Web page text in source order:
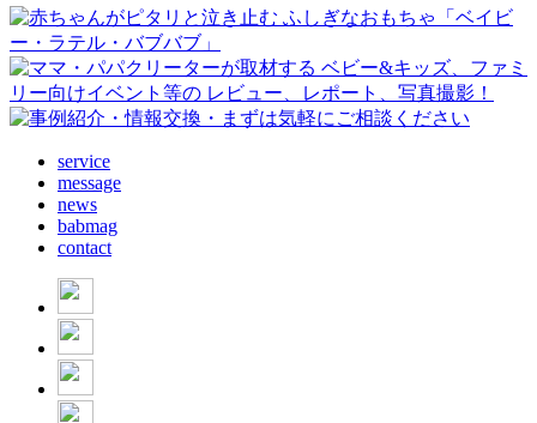
service
message
news
babmag
contact